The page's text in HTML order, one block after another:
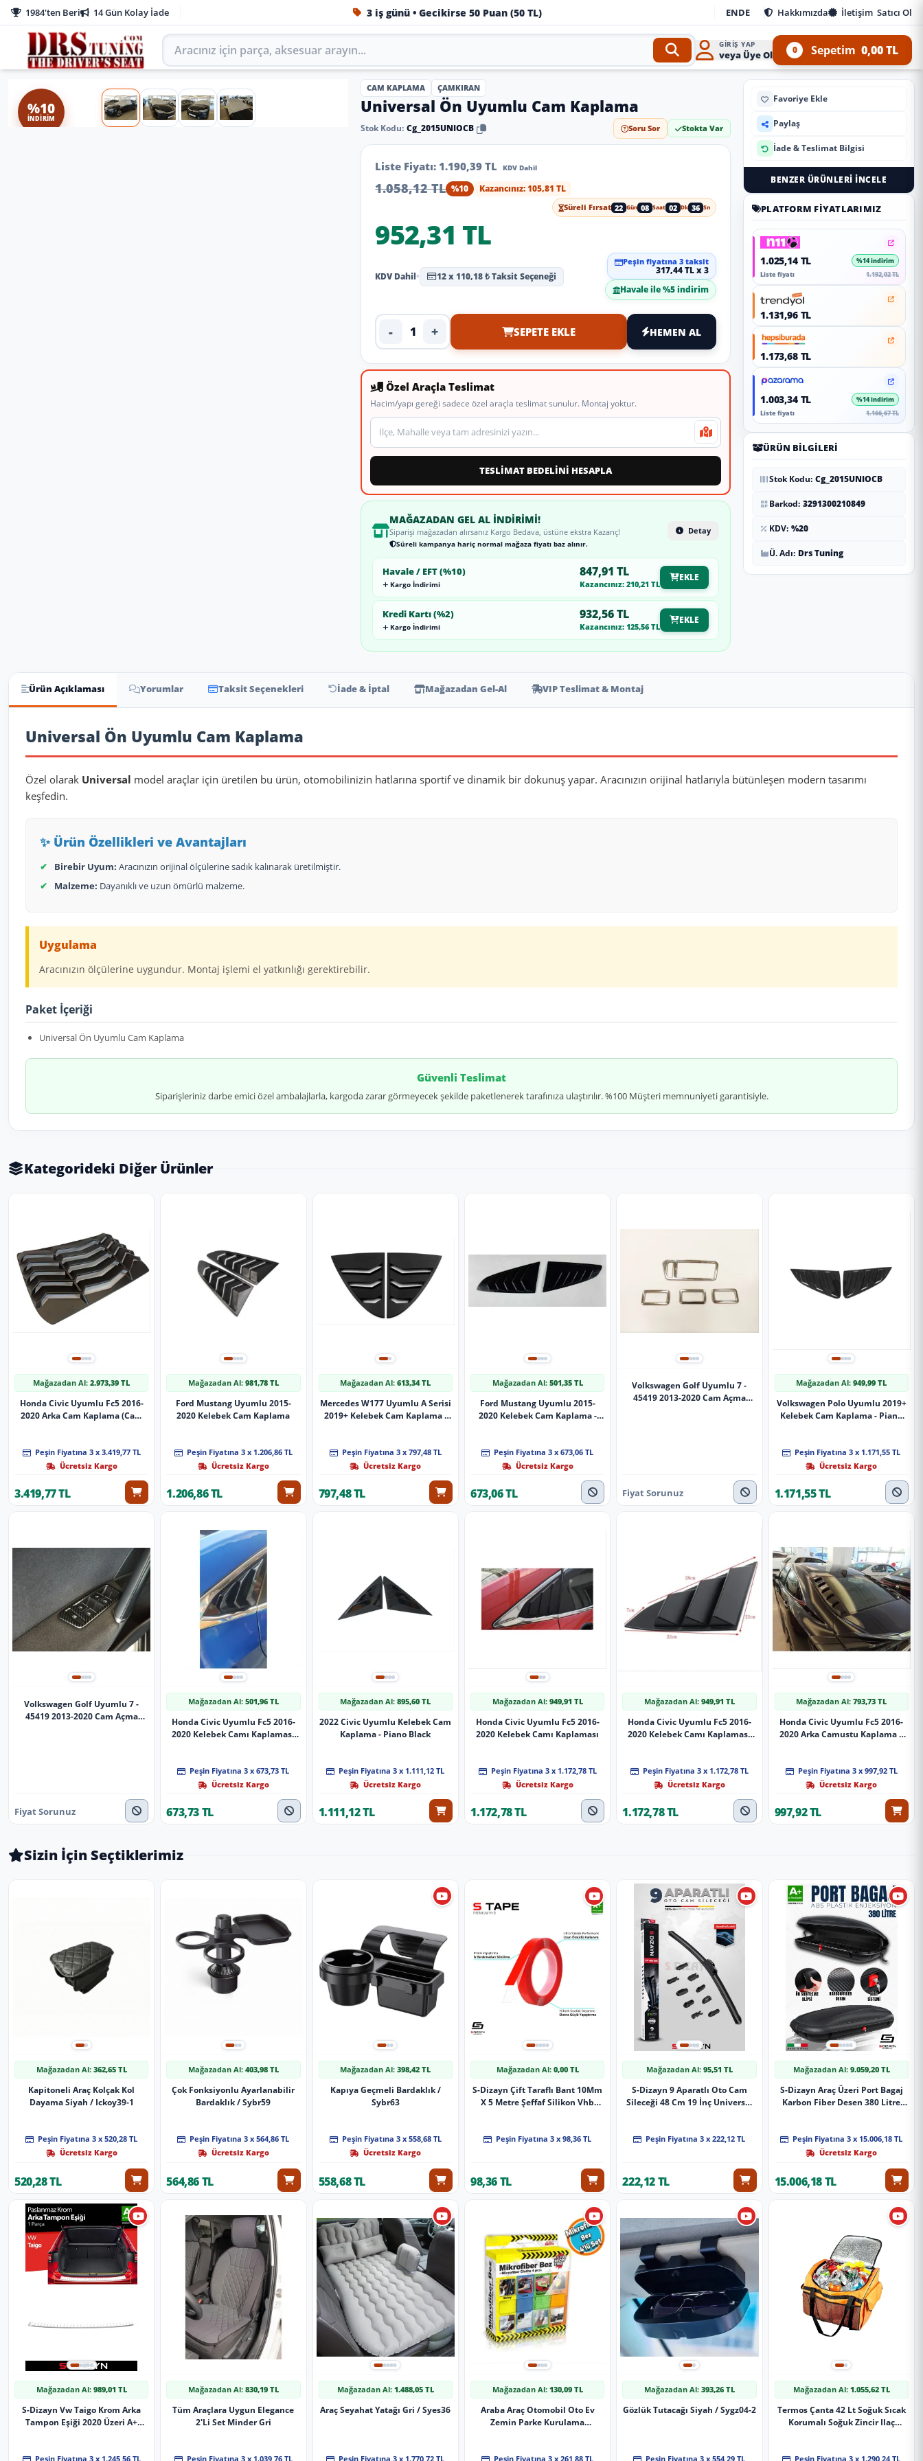
1984'ten Beri 14 Gün Kolay İade
3 iş günü • Gecikirse 50 Puan (50 TL)
1984'ten beri Türkiye’nin en büyük oto aksesuar ve tuning
ENDE Hakkımızda İletişim Satıcı Ol
Aracınız için parça arayın
GIRIŞ YAP
veya Üye Ol 0 Sepetim 0,00 TL
%10
İNDIRIM
CAM KAPLAMA ÇAMKIRAN
Universal Ön Uyumlu Cam Kaplama
Stok Kodu: Cg_2015UNIOCB Soru Sor Stokta Var
Liste Fiyatı: 1.190,39 TL KDV Dahil
1.058,12 TL %10 Kazancınız: 105,81 TL
Süreli Fırsat 22 Gün 08 Saat 02 Dk 35 Sn
952,31 TL
KDV Dahil• 12 x 110,18 ₺ Taksit Seçeneği
Peşin fiyatına 3 taksit
317,44 TL x 3
Havale ile %5 indirim
Ürün adedi
- + SEPETE EKLE HEMEN AL
Özel Araçla Teslimat
Hacim/yapı gereği sadece özel araçla teslimat sunulur. Montaj yoktur.
Teslimat veya montaj adresi
TESLİMAT BEDELİNİ HESAPLA
MAĞAZADAN GEL AL İNDIRIMI!
Siparişi mağazadan alırsanız Kargo Bedava, üstüne ekstra Kazanç!
Süreli kampanya hariç normal mağaza fiyatı baz alınır.
Detay
Havale / EFT (%10)
Kargo İndirimi
847,91 TL
Kazancınız: 210,21 TL
EKLE
Kredi Kartı (%2)
Kargo İndirimi
932,56 TL
Kazancınız: 125,56 TL
EKLE
Favoriye Ekle
Paylaş
İade & Teslimat Bilgisi
BENZER ÜRÜNLERI İNCELE
PLATFORM FIYATLARIMIZ
1.025,14 TL %14 indirim
Liste fiyatı 1.192,02 TL
1.131,96 TL
1.173,68 TL
1.003,34 TL %14 indirim
Liste fiyatı 1.166,67 TL
ÜRÜN BILGILERI
Stok Kodu: Cg_2015UNIOCB
Barkod: 3291300210849
KDV: %20
Ü. Adı: Drs Tuning
Ürün Açıklaması Yorumlar Taksit Seçenekleri İade & İptal Mağazadan Gel-Al VIP Teslimat & Montaj
Ürün Açıklaması
Universal Ön Uyumlu Cam Kaplama
Özel olarak Universal model araçlar için üretilen bu ürün, otomobilinizin hatlarına sportif ve dinamik bir dokunuş yapar. Aracınızın orijinal hatlarıyla bütünleşen modern tasarımı
keşfedin.
✨ Ürün Özellikleri ve Avantajları
✔ Birebir Uyum: Aracınızın orijinal ölçülerine sadık kalınarak üretilmiştir.
✔
Malzeme: Dayanıklı ve uzun ömürlü malzeme.
Uygulama
Aracınızın ölçülerine uygundur. Montaj işlemi el yatkınlığı gerektirebilir.
Paket İçeriği
Universal Ön Uyumlu Cam Kaplama
Güvenli Teslimat
Siparişleriniz darbe emici özel ambalajlarla, kargoda zarar görmeyecek şekilde paketlenerek tarafınıza ulaştırılır. %100 Müşteri memnuniyeti garantisiyle.
Kategorideki Diğer Ürünler
Mağazadan Al:2.973,39 TL
Honda Civic Uyumlu Fc5 2016-
2020 Arka Cam Kaplama (Cam
Peşin Fiyatına 3 x 3.419,77 TL
Ücretsiz Kargo
3.419,77 TL
Mağazadan Al: 981,78 TL
Ford Mustang Uyumlu 2015-
2020 Kelebek Cam Kaplama
Peşin Fiyatına 3 x 1.206,86 TL
Ücretsiz Kargo
1.206,86 TL
Mağazadan Al:613,34 TL
Mercedes W177 Uyumlu A Serisi
2019+ Kelebek Cam Kaplama -
Peşin Fiyatına 3 x 797,48 TL
Ücretsiz Kargo
797,48 TL
Mağazadan Al: 501,35 TL
Ford Mustang Uyumlu 2015-
2020 Kelebek Cam Kaplama -
Peşin Fiyatına 3 x 673,06 TL
Ücretsiz Kargo
673,06 TL
Volkswagen Golf Uyumlu 7 -
45419 2013-2020 Cam Açma
Fiyat Sorunuz
Mağazadan Al:949,99 TL
Volkswagen Polo Uyumlu 2019+
Kelebek Cam Kaplama - Piano
Peşin Fiyatına 3 x 1.171,55 TL
Ücretsiz Kargo
1.171,55 TL
Volkswagen Golf Uyumlu 7 -
45419 2013-2020 Cam Açma
Fiyat Sorunuz
Mağazadan Al: 501,96 TL
Honda Civic Uyumlu Fc5 2016-
2020 Kelebek Camı Kaplaması
Peşin Fiyatına 3 x 673,73 TL
Ücretsiz Kargo
673,73 TL
Mağazadan Al:895,60 TL
2022 Civic Uyumlu Kelebek Cam
Kaplama - Piano Black
Peşin Fiyatına 3 x 1.111,12 TL
Ücretsiz Kargo
1.111,12 TL
Mağazadan Al: 949,91 TL
Honda Civic Uyumlu Fc5 2016-
2020 Kelebek Camı Kaplaması
Peşin Fiyatına 3 x 1.172,78 TL
Ücretsiz Kargo
1.172,78 TL
Mağazadan Al: 949,91 TL
Honda Civic Uyumlu Fc5 2016-
2020 Kelebek Camı Kaplaması
Peşin Fiyatına 3 x 1.172,78 TL
Ücretsiz Kargo
1.172,78 TL
Mağazadan Al:793,73 TL
Honda Civic Uyumlu Fc5 2016-
2020 Arka Camustu Kaplama 2
Peşin Fiyatına 3 x 997,92 TL
Ücretsiz Kargo
997,92 TL
Sizin İçin Seçtiklerimiz
Mağazadan Al: 362,65 TL
Kapitoneli Araç Kolçak Kol
Dayama Siyah / Ickoy39-1
Peşin Fiyatına 3 x 520,28 TL
Ücretsiz Kargo
520,28 TL
Mağazadan Al: 403,98 TL
Çok Fonksiyonlu Ayarlanabilir
Bardaklık / Sybr59
Peşin Fiyatına 3 x 564,86 TL
Ücretsiz Kargo
564,86 TL
Mağazadan Al:398,42 TL
Kapıya Geçmeli Bardaklık /
Sybr63
Peşin Fiyatına 3 x 558,68 TL
Ücretsiz Kargo
558,68 TL
Mağazadan Al: 0,00 TL
S-Dizayn Çift Taraflı Bant 10Mm
X 5 Metre Şeffaf Silikon Vhb
Peşin Fiyatına 3 x 98,36 TL
98,36 TL
Mağazadan Al: 95,51 TL
S-Dizayn 9 Aparatlı Oto Cam
Sileceği 48 Cm 19 İnç Universal
Peşin Fiyatına 3 x 222,12 TL
222,12 TL
Mağazadan Al: 9.059,20 TL
S-Dizayn Araç Üzeri Port Bagaj
Karbon Fiber Desen 380 Litre
Peşin Fiyatına 3 x 15.006,18 TL
Ücretsiz Kargo
15.006,18 TL
Mağazadan Al: 989,01 TL
S-Dizayn Vw Taigo Krom Arka
Tampon Eşiği 2020 Üzeri A+
Peşin Fiyatına 3 x 1.245,56 TL
Mağazadan Al: 830,19 TL
Tüm Araçlara Uygun Elegance
2'Li Set Minder Gri
Peşin Fiyatına 3 x 1.039,76 TL
Mağazadan Al: 1.488,05 TL
Araç Seyahat Yatağı Gri / Syes36
Peşin Fiyatına 3 x 1.770,72 TL
Mağazadan Al: 130,09 TL
Araba Araç Otomobil Oto Ev
Zemin Parke Kurulama
Peşin Fiyatına 3 x 261,88 TL
Mağazadan Al: 393,26 TL
Gözlük Tutacağı Siyah / Sygz04-2
Peşin Fiyatına 3 x 554,29 TL
Mağazadan Al: 1.055,62 TL
Termos Çanta 42 Lt Soğuk Sıcak
Korumalı Soğuk Zincir Ilaç
Peşin Fiyatına 3 x 1.290,24 TL